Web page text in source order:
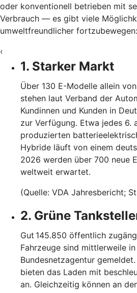
oder konventionell betrieben mit
Verbrauch — es gibt viele
umweltfreundlicher fortzubewegen:
‹
1. Starker Markt
Über 130 E-Modelle allein
stehen laut Verband der
Kundinnen und Kunden in
zur Verfügung. Etwa jedes 6.
produzierten
Hybride läuft von einem
2026 werden über 700 neue
weltweit erwartet.
(Quelle: VDA Jahresbericht;
2. Grüne
Gut 145.850 öffentlich
Fahrzeuge sind mittlerweile
Bundesnetzagentur
bieten das Laden mit
an. Gleichzeitig können an